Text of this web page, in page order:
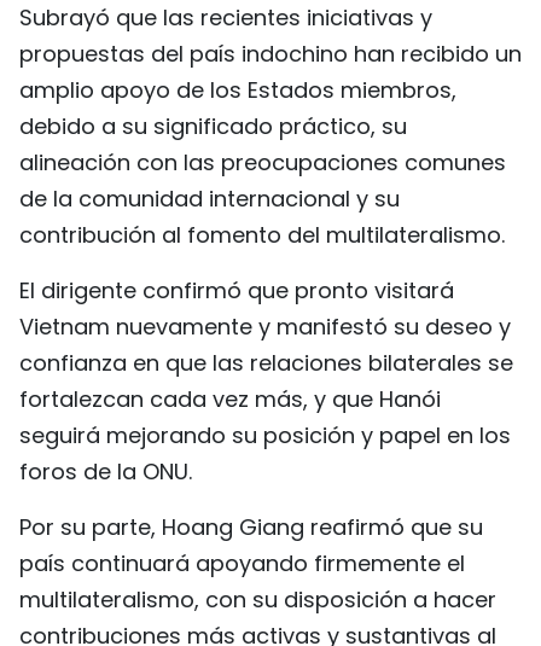
Subrayó que las recientes iniciativas y
propuestas del país indochino han recibido un
amplio apoyo de los Estados miembros,
debido a su significado práctico, su
alineación con las preocupaciones comunes
de la comunidad internacional y su
contribución al fomento del multilateralismo.
El dirigente confirmó que pronto visitará
Vietnam nuevamente y manifestó su deseo y
confianza en que las relaciones bilaterales se
fortalezcan cada vez más, y que Hanói
seguirá mejorando su posición y papel en los
foros de la ONU.
Por su parte, Hoang Giang reafirmó que su
país continuará apoyando firmemente el
multilateralismo, con su disposición a hacer
contribuciones más activas y sustantivas al